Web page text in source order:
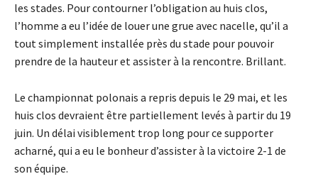
les stades. Pour contourner l’obligation au huis clos,
l’homme a eu l’idée de louer une grue avec nacelle, qu’il a
tout simplement installée près du stade pour pouvoir
prendre de la hauteur et assister à la rencontre. Brillant.
Le championnat polonais a repris depuis le 29 mai, et les
huis clos devraient être partiellement levés à partir du 19
juin. Un délai visiblement trop long pour ce supporter
acharné, qui a eu le bonheur d’assister à la victoire 2-1 de
son équipe.